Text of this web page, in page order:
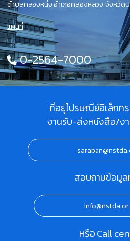
ตำบลคลองหนึ่ง อำเภอคลองหลวง จังหวัดป
แผนที่
0-2564-7000
ที่อยู่ไปรษณีย์อิเล็กท
งานรับ-ส่งหนังสือ/ง
สอบถามข้อมูล
หรือ Call